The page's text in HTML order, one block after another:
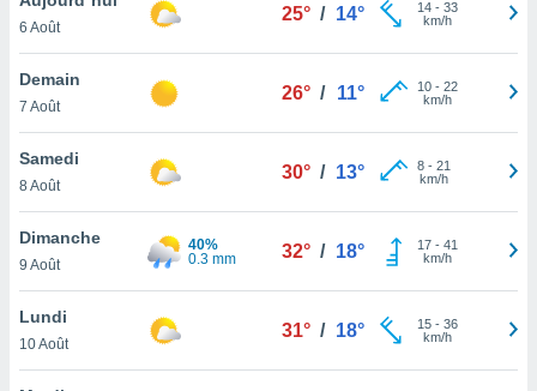
et
»,
au
vous
qu'ils
ou
le
ainsi
6 Août
25° / 14° 14- 33
km/h
Demain
7 Août
26° / 11° 10- 22
km/h
Samedi
8 Août
30° / 13° 8- 21
km/h
Dimanche
9 Août
40%
0.3 mm
32° / 18° 17- 41
km/h
Lundi
10 Août
31° / 18° 15- 36
km/h